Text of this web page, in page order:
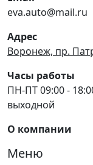
eva.auto@mail.ru
Адрес
Воронеж, пр.
Часы работы
ПН-ПТ 09:00 -
выходной
О компании
Меню